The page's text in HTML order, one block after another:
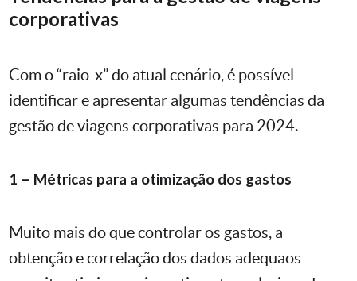
corporativas
Com o “raio-x” do atual cenário, é possível
identificar e apresentar algumas tendências da
gestão de viagens corporativas para 2024.
1 – Métricas para a otimização dos gastos
Muito mais do que controlar os gastos, a
obtenção e correlação dos dados adequaos